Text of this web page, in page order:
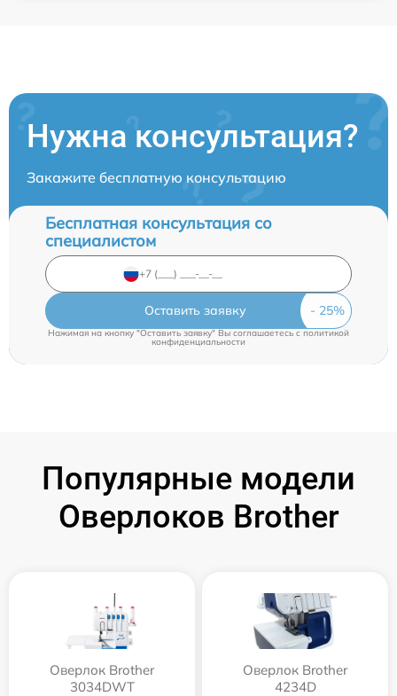
Нужна консультация?
Закажите бесплатную консультацию
Бесплатная консультация со
специалистом
Оставить заявку
Нажимая на кнопку "Оставить заявку" Вы соглашаетесь cполитикой
конфиденциальности
Популярные модели
Оверлоков Brother
Оверлок Brother
3034DWT
Оверлок Brother
4234D